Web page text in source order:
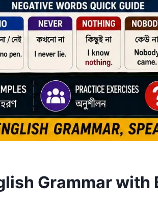
Grammar with